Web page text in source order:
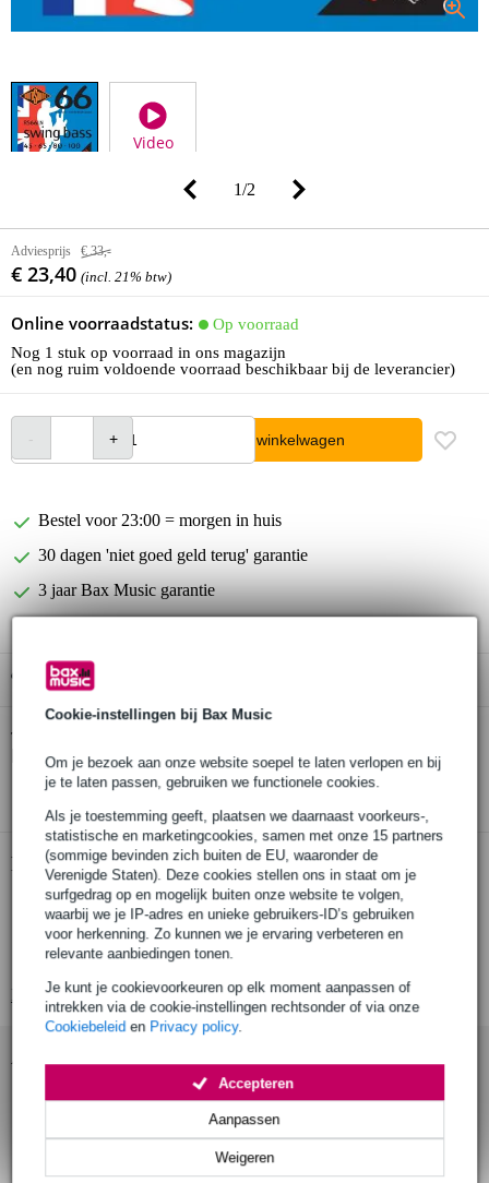
Cookie-instellingen bij Bax Music
Om je bezoek aan onze website soepel te laten verlopen en bij
je te laten passen, gebruiken we functionele cookies.
Als je toestemming geeft, plaatsen we daarnaast voorkeurs-,
statistische en marketingcookies, samen met onze 15 partners
(sommige bevinden zich buiten de EU, waaronder de
Verenigde Staten). Deze cookies stellen ons in staat om je
surfgedrag op en mogelijk buiten onze website te volgen,
waarbij we je IP-adres en unieke gebruikers-ID’s gebruiken
voor herkenning. Zo kunnen we je ervaring verbeteren en
relevante aanbiedingen tonen.
Je kunt je cookievoorkeuren op elk moment aanpassen of
intrekken via de cookie-instellingen rechtsonder of via onze
Cookiebeleid en Privacy policy.
Weigeren
Aanpassen
Accepteren
Video
1/2
Adviesprijs € 33,-
€ 23,40 (incl. 21% btw)
Online voorraadstatus:
Op voorraad
Nog 1 stuk op voorraad in ons magazijn
(en nog ruim voldoende voorraad beschikbaar bij de leverancier)
In winkelwagen
Bestel voor 23:00 = morgen in huis
30 dagen 'niet goed geld terug' garantie
3 jaar Bax Music garantie
Gratis ophalen in de winkel
Twijfel je of de
basgitaarsnaren 45-100 nikkelbij je past? Doe de check.
Start de check
Productinformatie
geschikt voor 4-snarige basgitaar
diktes: 45-65-80-100
gekleurde ball-ends
Bekijk alle productspecificaties